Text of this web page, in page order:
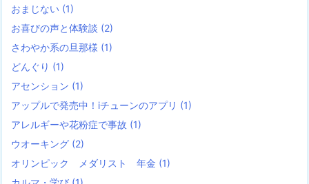
おまじない (1)
お喜びの声と体験談 (2)
さわやか系の旦那様 (1)
どんぐり (1)
アセンション (1)
アップルで発売中！iチューンのアプリ (1)
アレルギーや花粉症で事故 (1)
ウオーキング (2)
オリンピック メダリスト 年金 (1)